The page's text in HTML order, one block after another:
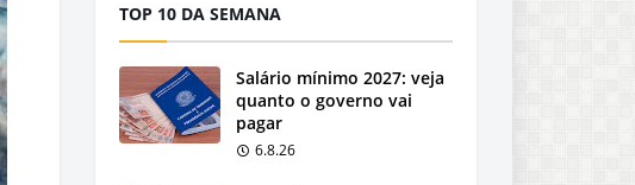
TOP 10 DA SEMANA
Salário mínimo 2027: veja
quanto o governo vai
pagar
6.8.26